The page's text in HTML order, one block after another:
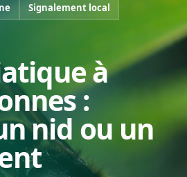
Signalement local
à
:
nid ou un